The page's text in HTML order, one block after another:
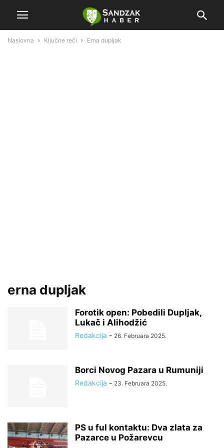
Naslovna Ključne reči Erna dupljak
erna dupljak
Forotik open: Pobedili Dupljak,
Lukač i Alihodžić
Redakcija - 26. Februara 2025.
Borci Novog Pazara u Rumuniji
Redakcija - 23. Februara 2025.
PS u ful kontaktu: Dva zlata za
Pazarce u Požarevcu